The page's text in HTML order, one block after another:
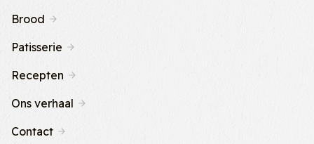
Brood
Patisserie
Recepten
Ons verhaal
Contact